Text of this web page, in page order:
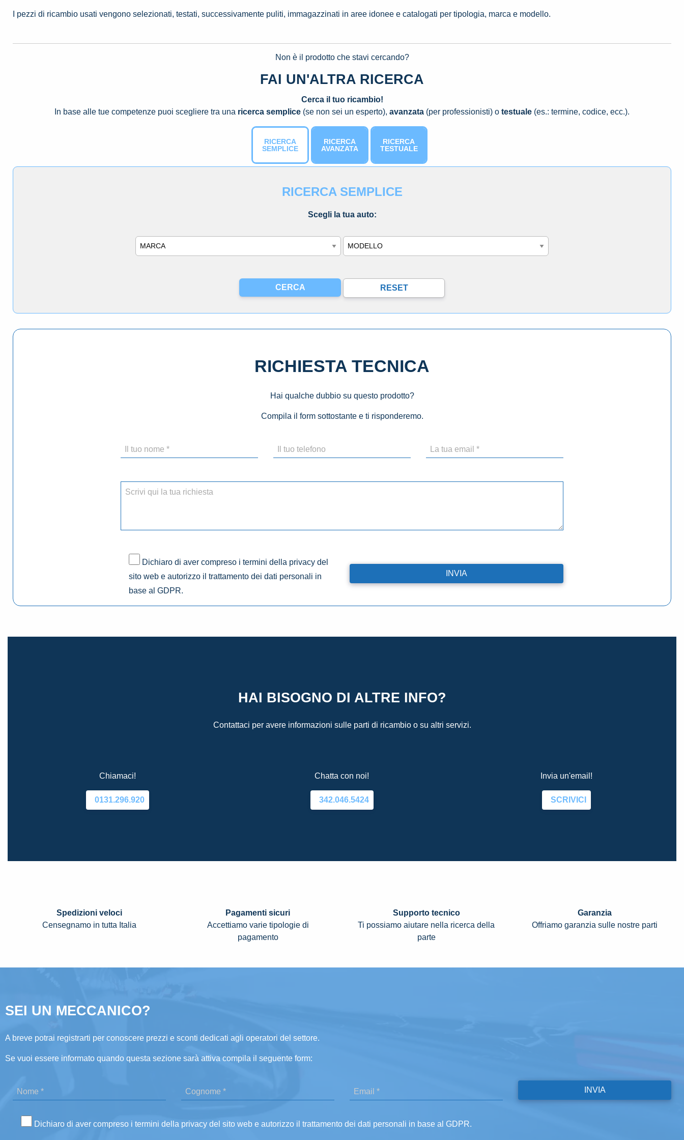
I pezzi di ricambio usati vengono selezionati, testati, successivamente puliti, immagazzinati in aree idonee e catalogati per tipologia, marca e modello.
Non è il prodotto che stavi cercando?
FAI UN'ALTRA RICERCA
Cerca il tuo ricambio!
In base alle tue competenze puoi scegliere tra una ricerca semplice (se non sei un esperto), avanzata (per professionisti) o testuale (es.: termine, codice, ecc.).
RICERCA
SEMPLICE
RICERCA
AVANZATA
RICERCA
TESTUALE
RICERCA SEMPLICE
Scegli la tua auto:
Marca Modello
RICHIESTA TECNICA
Hai qualche dubbio su questo prodotto?
Compila il form sottostante e ti risponderemo.
Dichiaro di aver compreso i termini della privacy del
sito web e autorizzo il trattamento dei dati personali in
base al GDPR.
HAI BISOGNO DI ALTRE INFO?
Contattaci per avere informazioni sulle parti di ricambio o su altri servizi.
Chiamaci!
0131.296.920
Chatta con noi!
342.046.5424
Invia un'email!
SCRIVICI
Spedizioni veloci
Censegnamo in tutta Italia
Pagamenti sicuri
Accettiamo varie tipologie di
pagamento
Supporto tecnico
Ti possiamo aiutare nella ricerca della
parte
Garanzia
Offriamo garanzia sulle nostre parti
SEI UN MECCANICO?
A breve potrai registrarti per conoscere prezzi e sconti dedicati agli operatori del settore.
Se vuoi essere informato quando questa sezione sarà attiva compila il seguente form:
Dichiaro di aver compreso i termini della privacy del sito web e autorizzo il trattamento dei dati personali in base al GDPR.